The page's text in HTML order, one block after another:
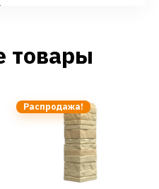
товары
Распродажа!